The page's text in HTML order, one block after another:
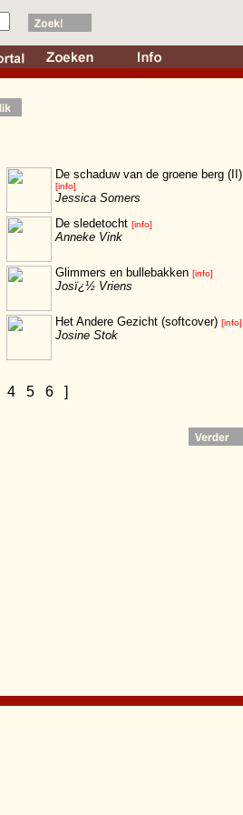
De schaduw van de groene berg (II)
[info]
Jessica Somers
De sledetocht [info]
Anneke Vink
Glimmers en bullebakken [info]
Josï¿½ Vriens
Het Andere Gezicht (softcover) [info]
Josine Stok
4 5 6 ]